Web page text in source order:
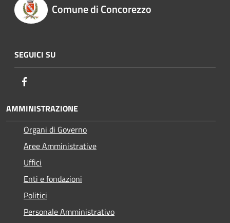
Comune di Concorezzo
SEGUICI SU
AMMINISTRAZIONE
Organi di Governo
Aree Amministrative
Uffici
Enti e fondazioni
Politici
Personale Amministrativo